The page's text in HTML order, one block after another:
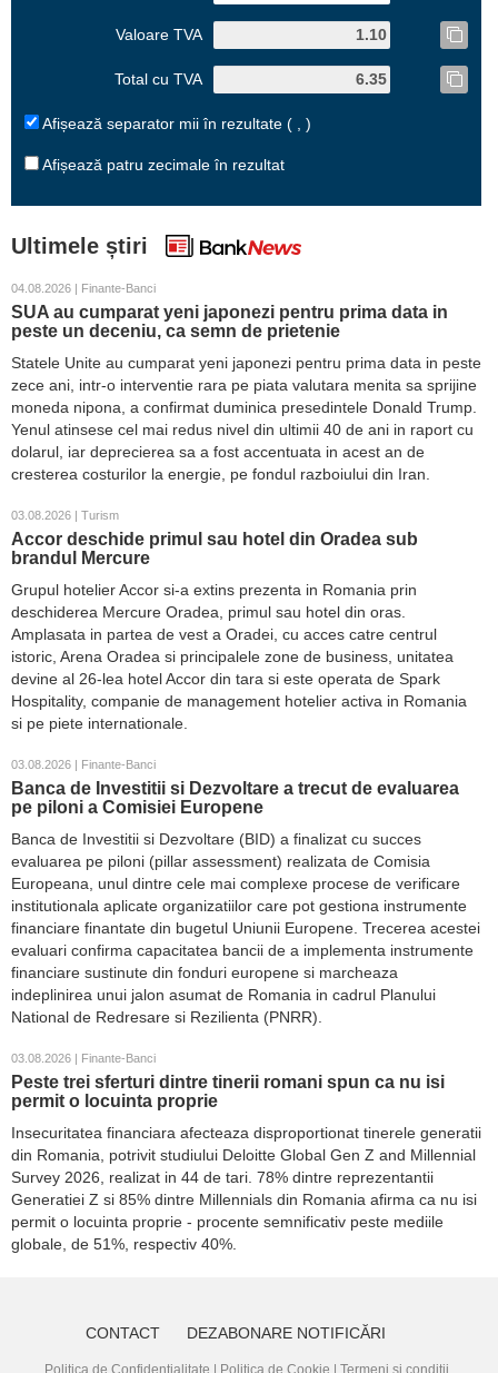
Valoare TVA
Total cu TVA
Afișează separator mii în rezultate ( , )
Afișează patru zecimale în rezultat
Ultimele știri
04.08.2026 | Finante-Banci
SUA au cumparat yeni japonezi pentru prima data in
peste un deceniu, ca semn de prietenie
Statele Unite au cumparat yeni japonezi pentru prima data in peste
zece ani, intr-o interventie rara pe piata valutara menita sa sprijine
moneda nipona, a confirmat duminica presedintele Donald Trump.
Yenul atinsese cel mai redus nivel din ultimii 40 de ani in raport cu
dolarul, iar deprecierea sa a fost accentuata in acest an de
cresterea costurilor la energie, pe fondul razboiului din Iran.
03.08.2026 | Turism
Accor deschide primul sau hotel din Oradea sub
brandul Mercure
Grupul hotelier Accor si-a extins prezenta in Romania prin
deschiderea Mercure Oradea, primul sau hotel din oras.
Amplasata in partea de vest a Oradei, cu acces catre centrul
istoric, Arena Oradea si principalele zone de business, unitatea
devine al 26-lea hotel Accor din tara si este operata de Spark
Hospitality, companie de management hotelier activa in Romania
si pe piete internationale.
03.08.2026 | Finante-Banci
Banca de Investitii si Dezvoltare a trecut de evaluarea
pe piloni a Comisiei Europene
Banca de Investitii si Dezvoltare (BID) a finalizat cu succes
evaluarea pe piloni (pillar assessment) realizata de Comisia
Europeana, unul dintre cele mai complexe procese de verificare
institutionala aplicate organizatiilor care pot gestiona instrumente
financiare finantate din bugetul Uniunii Europene. Trecerea acestei
evaluari confirma capacitatea bancii de a implementa instrumente
financiare sustinute din fonduri europene si marcheaza
indeplinirea unui jalon asumat de Romania in cadrul Planului
National de Redresare si Rezilienta (PNRR).
03.08.2026 | Finante-Banci
Peste trei sferturi dintre tinerii romani spun ca nu isi
permit o locuinta proprie
Insecuritatea financiara afecteaza disproportionat tinerele generatii
din Romania, potrivit studiului Deloitte Global Gen Z and Millennial
Survey 2026, realizat in 44 de tari. 78% dintre reprezentantii
Generatiei Z si 85% dintre Millennials din Romania afirma ca nu isi
permit o locuinta proprie - procente semnificativ peste mediile
globale, de 51%, respectiv 40%.
CONTACT DEZABONARE NOTIFICĂRI
Politica de Confidențialitate Politica de Cookie Termeni și condiții